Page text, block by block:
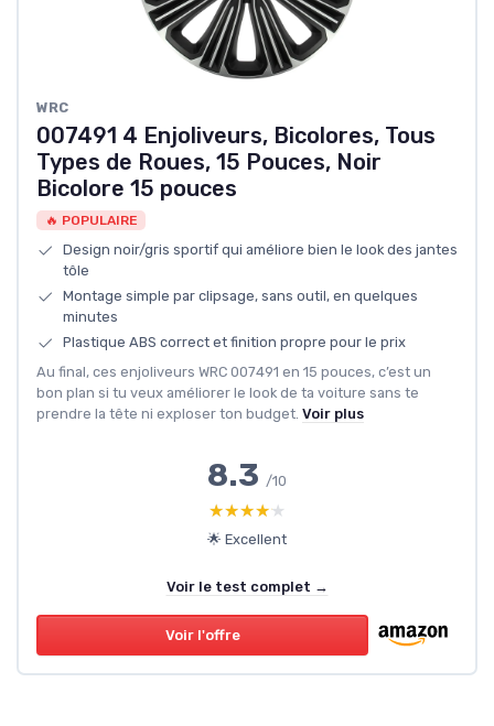
‎WRC
007491 4 Enjoliveurs, Bicolores, Tous
Types de Roues, 15 Pouces, Noir
Bicolore 15 pouces
🔥 POPULAIRE
Design noir/gris sportif qui améliore bien le look des jantes
tôle
Montage simple par clipsage, sans outil, en quelques
minutes
Plastique ABS correct et finition propre pour le prix
Au final, ces enjoliveurs WRC 007491 en 15 pouces, c’est un
bon plan si tu veux améliorer le look de ta voiture sans te
prendre la tête ni exploser ton budget. Voir plus
8.3 /10
★★★★★
★★★★★
🌟 Excellent
Voir le test complet →
Voir l'offre